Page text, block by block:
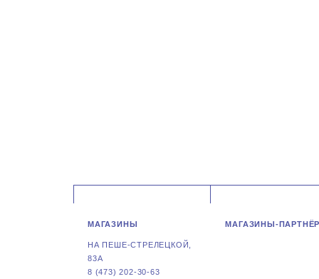
МАГАЗИНЫ
НА ПЕШЕ-СТРЕЛЕЦКОЙ,
83А
8 (473) 202-30-63
МАГАЗИНЫ-